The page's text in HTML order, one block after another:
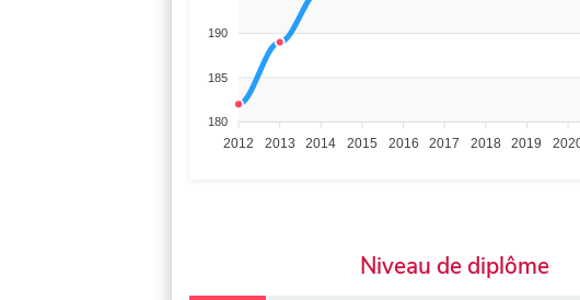
190
185
180
2012 2013 2014 2015 2016 2017 2018 2019
Niveau de diplôme